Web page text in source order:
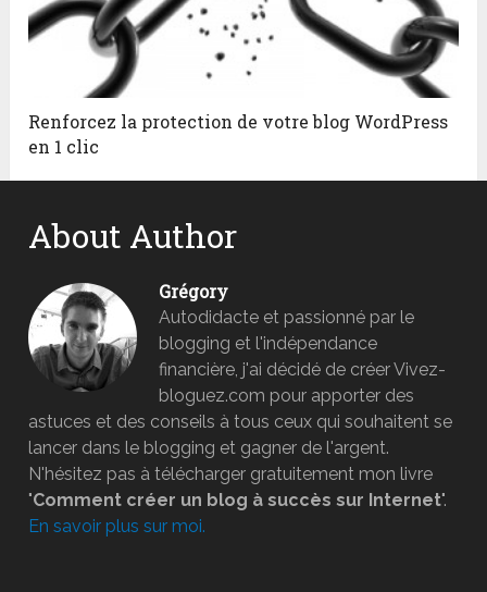
Renforcez la protection de votre blog WordPress
en 1 clic
About Author
Grégory
Autodidacte et passionné par le
blogging et l'indépendance
financière, j'ai décidé de créer Vivez-
bloguez.com pour apporter des
astuces et des conseils à tous ceux qui souhaitent se
lancer dans le blogging et gagner de l'argent.
N'hésitez pas à télécharger gratuitement mon livre
"Comment créer un blog à succès sur Internet".
En savoir plus sur moi.